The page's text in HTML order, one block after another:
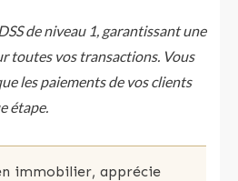
de niveau 1, garantissant une
toutes vos transactions. Vous
les paiements de vos clients
étape.
immobilier, apprécie